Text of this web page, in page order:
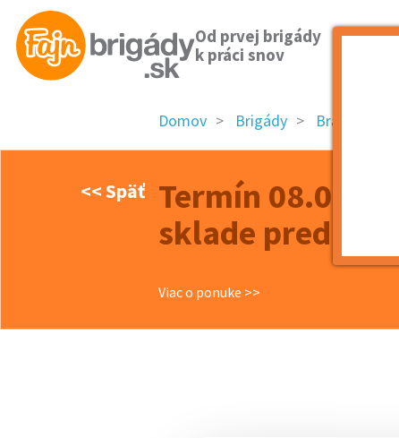
Od prvej brigády
k práci snov
Domov Brigády
<< Späť Termín 08.07.
sklade predajne
Viac o ponuke >>